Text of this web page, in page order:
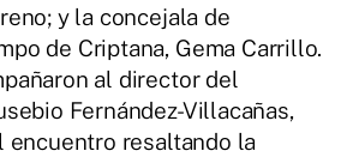
y la concejala de
de Criptana, Gema Carrillo.
al director del
Fernández-Villacañas,
encuentro resaltando la